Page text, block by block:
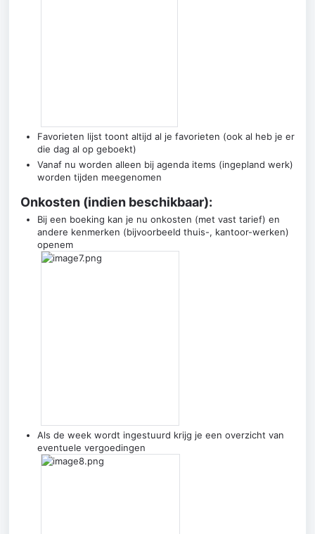
Favorieten lijst toont altijd al je favorieten (ook al heb je er
die dag al op geboekt)
Vanaf nu worden alleen bij agenda items (ingepland werk)
worden tijden meegenomen
Onkosten (indien beschikbaar):
Bij een boeking kan je nu onkosten (met vast tarief) en
andere kenmerken (bijvoorbeeld thuis-, kantoor-werken)
openem
Als de week wordt ingestuurd krijg je een overzicht van
eventuele vergoedingen